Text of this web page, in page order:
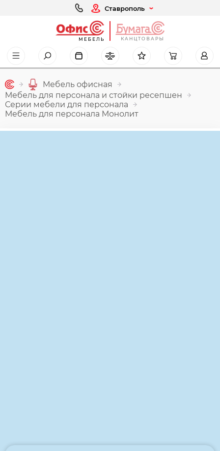
Ставрополь
МЕБЕЛЬ КАНЦТОВАРЫ
Мебель офисная
Мебель для персонала и стойки ресепшен
Серии мебели для персонала
Мебель для персонала Монолит